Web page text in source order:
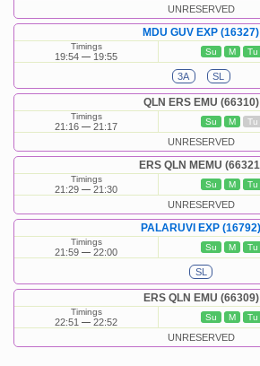
UNRESERVED
MDU GUV EXP (16327)
Timings
19:54 19:55 Su M Tu
3A SL
QLN ERS EMU (66310)
Timings
21:16 21:17 Su M Tu
UNRESERVED
ERS QLN MEMU
Timings
21:29 21:30 Su M Tu
UNRESERVED
PALARUVI EXP (16792)
Timings
21:59 22:00 Su M Tu
SL
ERS QLN EMU (66309)
Timings
22:51 22:52 Su M Tu
UNRESERVED